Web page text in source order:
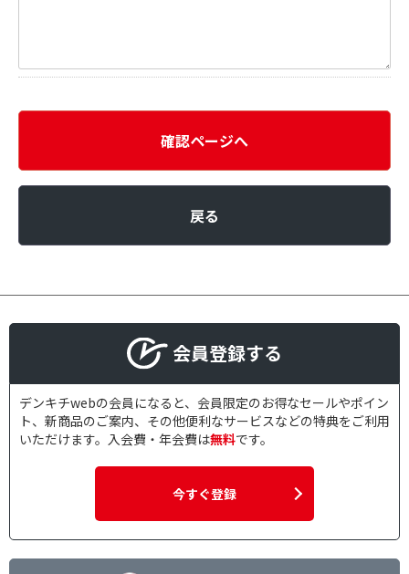
確認ページへ
戻る
会員登録する
デンキチwebの会員になると、会員限定のお得なセールやポイン
ト、新商品のご案内、その他便利なサービスなどの特典をご利用
いただけます。入会費・年会費は無料です。
今すぐ登録